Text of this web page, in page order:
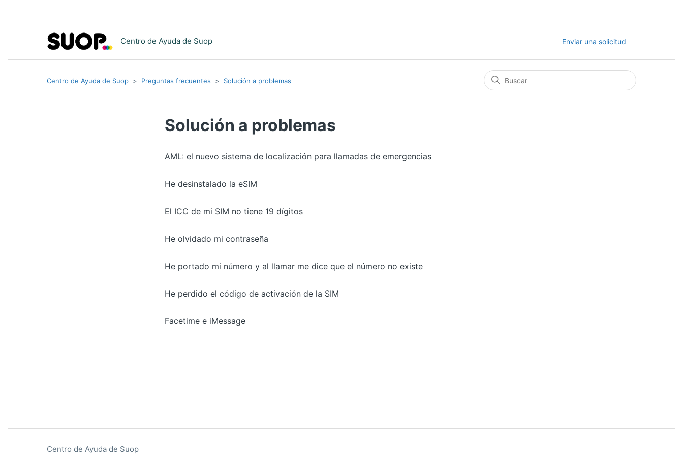
Centro de Ayuda de Suop Enviar una solicitud
Centro de Ayuda de Suop Preguntas frecuentes Solución a problemas
Solución a problemas
AML: el nuevo sistema de localización para llamadas de emergencias
He desinstalado la eSIM
El ICC de mi SIM no tiene 19 dígitos
He olvidado mi contraseña
He portado mi número y al llamar me dice que el número no existe
He perdido el código de activación de la SIM
Facetime e iMessage
Centro de Ayuda de Suop